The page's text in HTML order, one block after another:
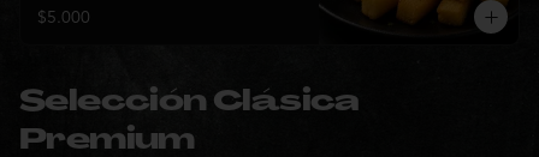
compartir o complementar cualquier
experiencia Matsumoto Nikkei.
$5.000
Selección Clásica
Premium